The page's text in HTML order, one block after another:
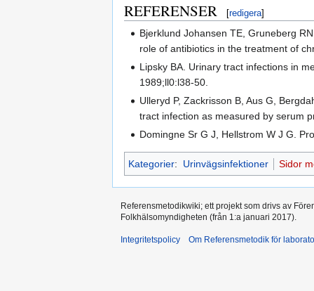
REFERENSER [redigera]
Bjerklund Johansen TE, Gruneberg
role of antibiotics in the treatment of
Lipsky BA. Urinary tract infections in
1989;ll0:l38-50.
Ulleryd P, Zackrisson B, Aus G,
tract infection as measured by serum
Domingne Sr G J, Hellstrom W J G.
Kategorier: Urinvägsinfektioner Sidor
Referensmetodikwiki; ett projekt som drivs av
Folkhälsomyndigheten (från 1:a januari 2017).
Integritetspolicy Om Referensmetodik för